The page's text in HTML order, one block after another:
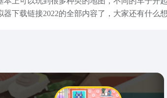
下载链接2022的全部内容了，大家还有什么